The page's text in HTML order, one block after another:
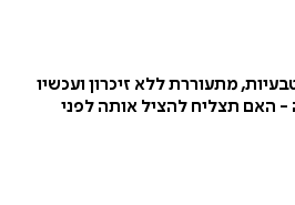
מתעוררת ללא זיכרון ועכשיו
- האם תצליח להציל אותה לפני